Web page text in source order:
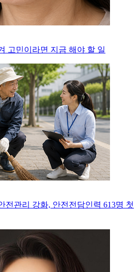
고민이라면 지금 해야 할 일
전관리 강화, 안전전담인력 613명 첫